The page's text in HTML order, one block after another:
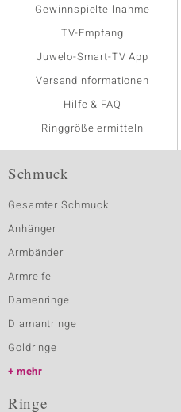
Gewinnspielteilnahme
TV-Empfang
Juwelo-Smart-TV App
Versandinformationen
Hilfe & FAQ
Ringgröße ermitteln
Schmuck
Gesamter Schmuck
Anhänger
Armbänder
Armreife
Damenringe
Diamantringe
Goldringe
mehr
Ringe